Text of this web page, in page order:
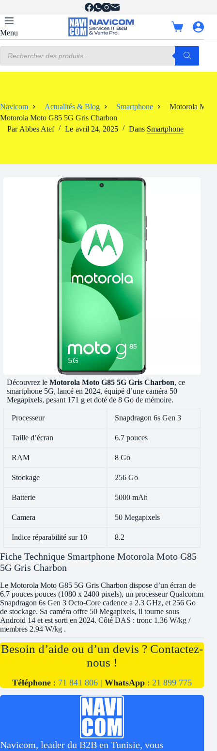
contenu
Menu
Panier
d’achat
produits
Navicom Actualités & Blog Smartphone
Motorola
Motorola Moto G85 5G Gris Charbon
Par Abbes Atef Le avril 24, 2025 Dans Smartphone
Découvrez leMotorola Moto G85 5G Gris Charbon, ce
smartphone 5G, lancé en 2024, équipé d’une caméra 50
Megapixels, pesant 171 g et doté de 8 Go de mémoire.
Processeur Snapdragon 6s Gen 3
Taille d’écran 6.7 pouces
RAM 8 Go
Stockage 256 Go
Batterie 5000 mAh
Camera 50 Megapixels
Indice réparabilité sur 10 8.2
Fiche Technique Smartphone Motorola Moto G85
5G Gris Charbon
Le Motorola Moto G85 5G Gris Charbon dispose d’un écran de
6.7 pouces pouces (1080 x 2400 pixels), un processeur Qualcomm
Snapdragon 6s Gen 3 Octo-Core cadence a 2.3 GHz, et 256 Go
de stockage. Sa caméra offre 50 Megapixels, il tourne sous
Android 14 et est sorti en 2024. Côté DAS : tronc 1.36 W/kg /
membres 2.94 W/kg .
Besoin d’aide ou d’un devis ? Contactez-
nous !
Téléphone : 71 841 806 |WhatsApp :21 899 775
Navicom, leader du B2B en Tunisie, vous